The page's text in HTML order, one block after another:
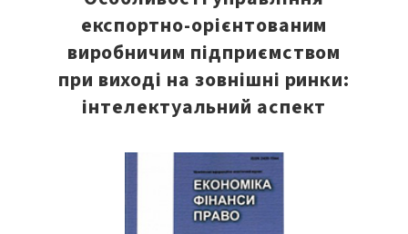
експортно-орієнтованим
виробничим підприємством
при виході на зовнішні ринки:
інтелектуальний аспект